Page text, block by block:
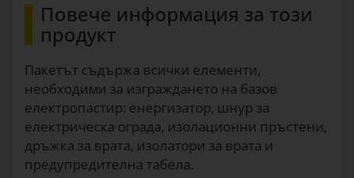
Повече информация за този
продукт
Пакетът съдържа всички елементи,
необходими за изграждането на базов
електропастир: енергизатор, шнур за
електрическа ограда, изолационни пръстени,
дръжка за врата, изолатори за врата и
предупредителна табела.